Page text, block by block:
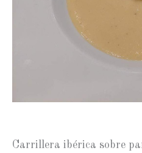
Carrillera ibérica sobre